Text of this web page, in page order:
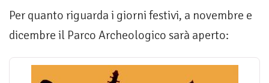
Per quanto riguarda i giorni festivi, a novembre e
dicembre il Parco Archeologico sarà aperto: